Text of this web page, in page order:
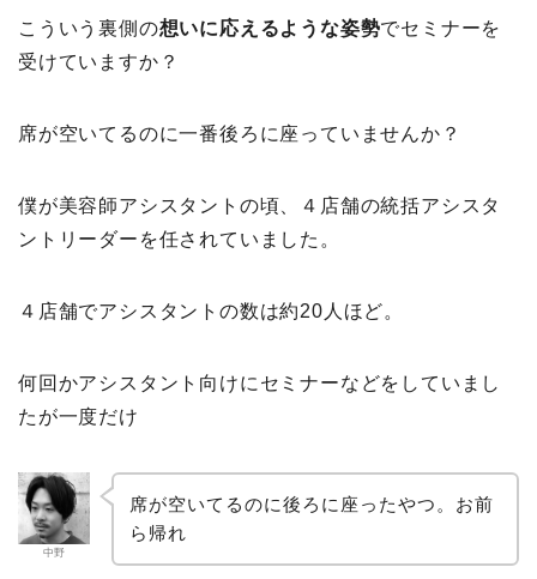
こういう裏側の想いに応えるような姿勢でセミナーを
受けていますか？
席が空いてるのに一番後ろに座っていませんか？
僕が美容師アシスタントの頃、４店舗の統括アシスタ
ントリーダーを任されていました。
４店舗でアシスタントの数は約20人ほど。
何回かアシスタント向けにセミナーなどをしていまし
たが一度だけ
中野
席が空いてるのに後ろに座ったやつ。お前
ら帰れ